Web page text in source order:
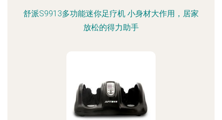
舒派S9913多功能迷你足疗机 小身材大作用，居家
放松的得力助手